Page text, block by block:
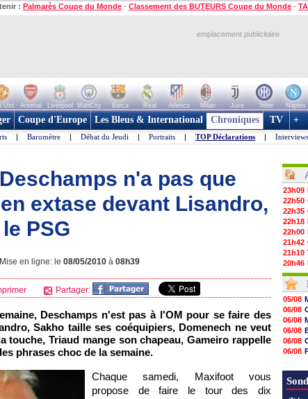
: Palmarès Coupe du Monde - Classement des BUTEURS Coupe du Monde -
emplacement publicitaire
Utd Arsenal Liverpool ManCity Barca Real Atletico Milan Juve Inter Naples
Coupe d'Europe Les Bleus & International Chroniques TV +
| Baromètre | Débat du Jeudi | Portraits | TOP Déclarations | Interviews
n'a pas que
extase devant Lisandro,
PSG
en ligne: le 08/05/2010 à 08h39
Partager:
Deschamps n'est pas à l'OM pour se faire des
Sakho taille ses coéquipiers, Domenech ne veut
touche, Triaud mange son chapeau, Gameiro rappelle
phrases choc de la semaine.
Chaque samedi, Maxifoot vous
propose de faire le tour des dix
23h09
22h50
22h35
22h18
22h00
21h42
21h10
20h46
20h30
20h01
19h18
19h09
18h48
18h37
18h29
17h58
17h46
17h16
16h59
05/08
06/08
06/08
06/08
06/08
06/08
06/08